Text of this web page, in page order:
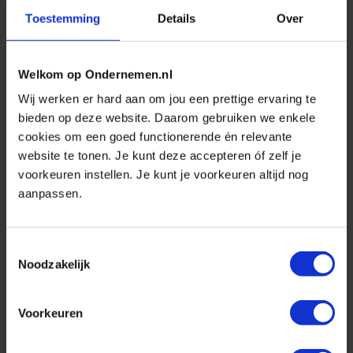
Toestemming Details Over
Welkom op Ondernemen.nl
Wij werken er hard aan om jou een prettige ervaring te
bieden op deze website. Daarom gebruiken we enkele
cookies om een goed functionerende én relevante
website te tonen. Je kunt deze accepteren óf zelf je
voorkeuren instellen. Je kunt je voorkeuren altijd nog
aanpassen.
Noodzakelijk
Voorkeuren
Wanneer en hoe is de WHOA aan de
orde?
Op welke manier proberen bedrijven
elkaar te helpen in dit soort tijden?
Bijv. Met barteldeals of andere
manieren van samenwerken.
Hoe om te gaan met coronaschuld en
megahoge energietarieven als je een